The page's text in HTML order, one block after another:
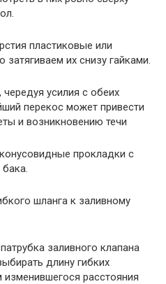
пластиковые или
их снизу гайками.
усилия с обеих
перекос может привести
и возникновению течи
прокладки с
шланга к заливному
заливного клапана
длину гибких
расстояния